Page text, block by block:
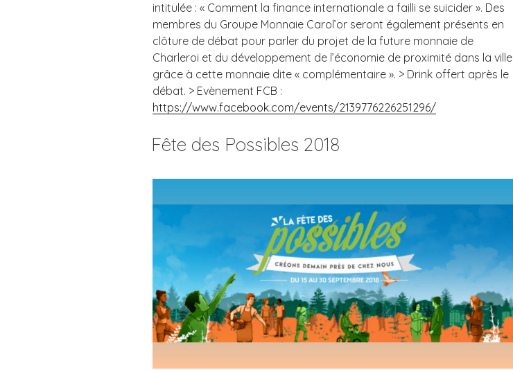
intitulée : « Comment la finance internationale a failli se suicider ». Des
membres du Groupe Monnaie Carol’or seront également présents en
clôture de débat pour parler du projet de la future monnaie de
Charleroi et du développement de l’économie de proximité dans la ville
grâce à cette monnaie dite « complémentaire ». > Drink offert après le
débat. > Evènement FCB :
https://www.facebook.com/events/2139776226251296/
Fête des Possibles 2018